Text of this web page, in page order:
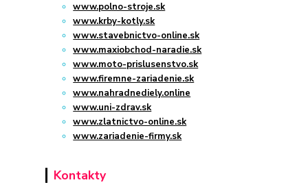
www.polno-stroje.sk
www.krby-kotly.sk
www.stavebnictvo-online.sk
www.maxiobchod-naradie.sk
www.moto-prislusenstvo.sk
www.firemne-zariadenie.sk
www.nahradnediely.online
www.uni-zdrav.sk
www.zlatnictvo-online.sk
www.zariadenie-firmy.sk
Kontakty